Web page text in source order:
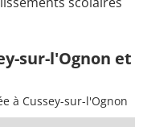
sur-l'Ognon et
à Cussey-sur-l'Ognon